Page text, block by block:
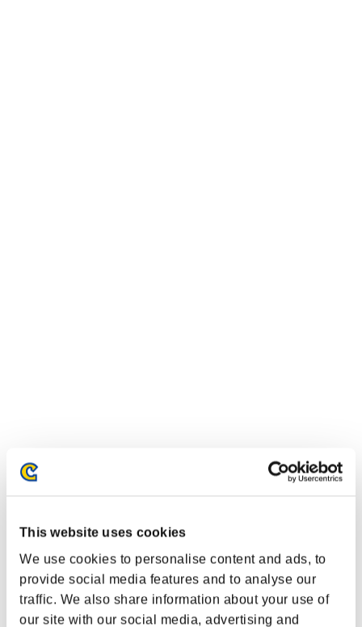
This website uses cookies
We use cookies to personalise content and ads, to
provide social media features and to analyse our
traffic. We also share information about your use of
our site with our social media, advertising and
イベントランキング
Xbox One®
PlayStation®4